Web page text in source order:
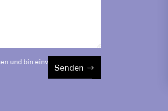
und bin einverstanden.
Senden